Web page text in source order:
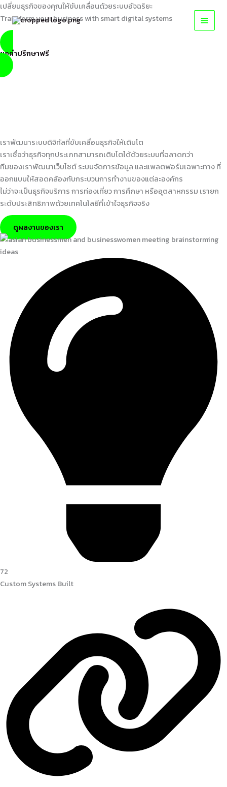
Skip
to
content
เปลี่ยนธุรกิจของคุณให้ขับเคลื่อนด้วยระบบอัจฉริยะ
Transform your business with smart digital systems
ขอคำปรึกษาฟรี
เราพัฒนาระบบดิจิทัลที่ขับเคลื่อนธุรกิจให้เติบโต
เราเชื่อว่าธุรกิจทุกประเภทสามารถเติบโตได้ด้วยระบบที่ฉลาดกว่า
ทีมของเราพัฒนาเว็บไซต์ ระบบจัดการข้อมูล และแพลตฟอร์มเฉพาะทาง ที่
ออกแบบให้สอดคล้องกับกระบวนการทำงานของแต่ละองค์กร
ไม่ว่าจะเป็นธุรกิจบริการ การท่องเที่ยว การศึกษา หรืออุตสาหกรรม เรายก
ระดับประสิทธิภาพด้วยเทคโนโลยีที่เข้าใจธุรกิจจริง
ดูผลงานของเรา
72
Custom Systems Built